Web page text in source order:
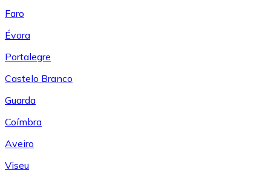
Faro
Évora
Portalegre
Castelo Branco
Guarda
Coímbra
Aveiro
Viseu